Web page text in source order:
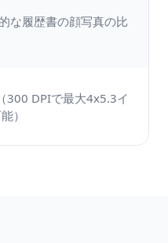
な履歴書の顔写真の比
300 DPIで最大4x5.3イ
）